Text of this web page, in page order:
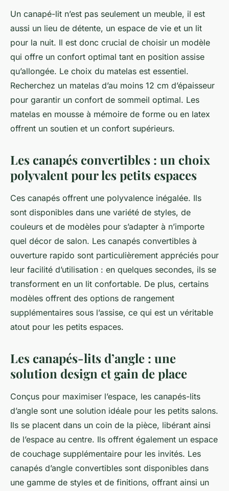
Un canapé-lit n’est pas seulement un meuble, il est
aussi un lieu de détente, un espace de vie et un lit
pour la nuit. Il est donc crucial de choisir un modèle
qui offre un confort optimal tant en position assise
qu’allongée. Le choix du matelas est essentiel.
Recherchez un matelas d’au moins 12 cm d’épaisseur
pour garantir un confort de sommeil optimal. Les
matelas en mousse à mémoire de forme ou en latex
offrent un soutien et un confort supérieurs.
Les canapés convertibles : un choix
polyvalent pour les petits espaces
Ces canapés offrent une polyvalence inégalée. Ils
sont disponibles dans une variété de styles, de
couleurs et de modèles pour s’adapter à n’importe
quel décor de salon. Les canapés convertibles à
ouverture rapido sont particulièrement appréciés pour
leur facilité d’utilisation : en quelques secondes, ils se
transforment en un lit confortable. De plus, certains
modèles offrent des options de rangement
supplémentaires sous l’assise, ce qui est un véritable
atout pour les petits espaces.
Les canapés-lits d’angle : une
solution design et gain de place
Conçus pour maximiser l’espace, les canapés-lits
d’angle sont une solution idéale pour les petits salons.
Ils se placent dans un coin de la pièce, libérant ainsi
de l’espace au centre. Ils offrent également un espace
de couchage supplémentaire pour les invités. Les
canapés d’angle convertibles sont disponibles dans
une gamme de styles et de finitions, offrant ainsi un